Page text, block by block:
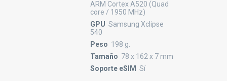
ARM Cortex A520 (Quad
core / 1950 MHz)
GPU Samsung Xclipse
540
Peso 198 g.
Tamaño 78 x 162 x 7 mm
Soporte eSIM Sí